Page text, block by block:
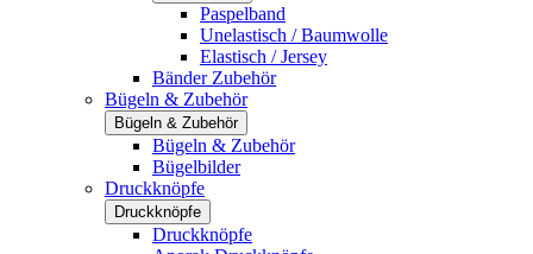
Paspelband
Unelastisch / Baumwolle
Elastisch / Jersey
Bänder Zubehör
Bügeln & Zubehör
Bügeln & Zubehör
Bügeln & Zubehör
Bügelbilder
Druckknöpfe
Druckknöpfe
Druckknöpfe